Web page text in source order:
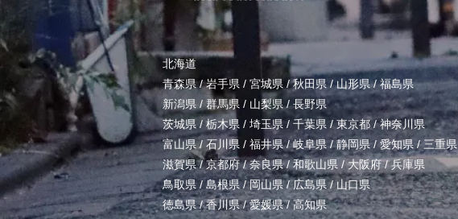
北海道
青森県/岩手県 / 宮城県 /秋田県 /山形県/福島県
新潟県 / 群馬県 / 山梨県/長野県
茨城県 / 栃木県 / 埼玉県/ 千葉県 /東京都/神奈川県
富山県/ 石川県 / 福井県/岐阜県/静岡県/ 愛知県 / 三重県
滋賀県/京都府/奈良県/和歌山県 /大阪府/兵庫県
鳥取県/島根県/岡山県/広島県/山口県
徳島県/香川県/愛媛県/高知県